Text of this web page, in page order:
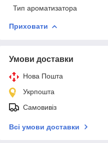
Тип ароматизатора
Приховати
Умови доставки
Нова Пошта
Укрпошта
Самовивіз
Всі умови доставки